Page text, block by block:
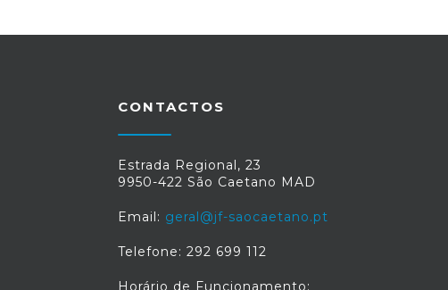
CONTACTOS
Estrada Regional, 23
9950-422 São Caetano MAD
Email: geral@jf-saocaetano.pt
Telefone: 292 699 112
Horário de Funcionamento: